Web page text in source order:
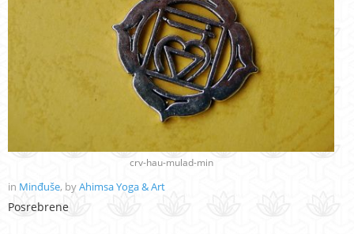
crv-hau-mulad-min
in Minđuše, byAhimsa Yoga & Art
Posrebrene